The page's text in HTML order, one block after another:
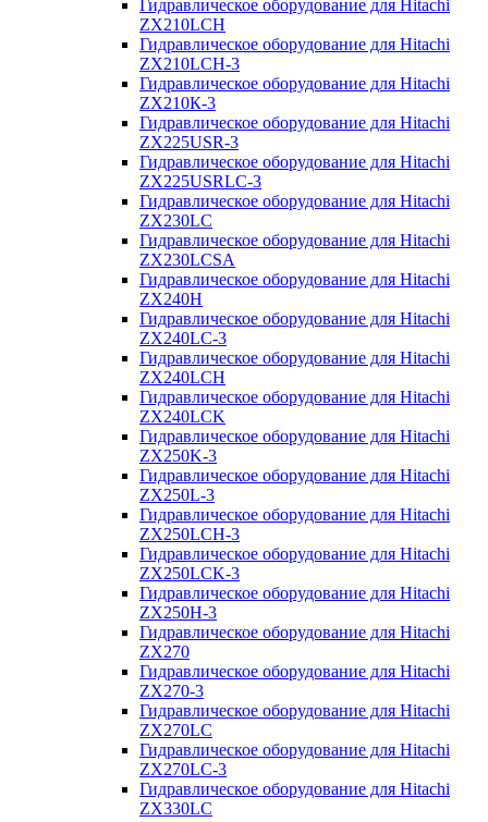
Гидравлическое оборудование для Hitachi
ZX210LCH
Гидравлическое оборудование для Hitachi
ZX210LCH-3
Гидравлическое оборудование для Hitachi
ZX210К-3
Гидравлическое оборудование для Hitachi
ZX225USR-3
Гидравлическое оборудование для Hitachi
ZX225USRLC-3
Гидравлическое оборудование для Hitachi
ZX230LC
Гидравлическое оборудование для Hitachi
ZX230LCSA
Гидравлическое оборудование для Hitachi
ZX240H
Гидравлическое оборудование для Hitachi
ZX240LC-3
Гидравлическое оборудование для Hitachi
ZX240LCH
Гидравлическое оборудование для Hitachi
ZX240LCK
Гидравлическое оборудование для Hitachi
ZX250K-3
Гидравлическое оборудование для Hitachi
ZX250L-3
Гидравлическое оборудование для Hitachi
ZX250LCH-3
Гидравлическое оборудование для Hitachi
ZX250LCK-3
Гидравлическое оборудование для Hitachi
ZX250Н-3
Гидравлическое оборудование для Hitachi
ZX270
Гидравлическое оборудование для Hitachi
ZX270-3
Гидравлическое оборудование для Hitachi
ZX270LC
Гидравлическое оборудование для Hitachi
ZX270LC-3
Гидравлическое оборудование для Hitachi
ZX330LC